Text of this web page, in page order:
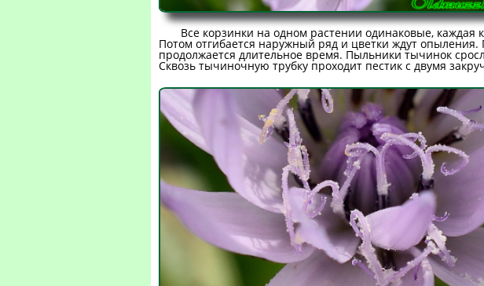
Все корзинки на одном растении одинаковые, каждая
Потом отгибается наружный ряд и цветки ждут
продолжается длительное время. Пыльники тычинок
Сквозь тычиночную трубку проходит пестик с двумя